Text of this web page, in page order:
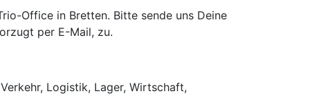
Office in Bretten. Bitte sende uns Deine
per E-Mail, zu.
Logistik, Lager, Wirtschaft,